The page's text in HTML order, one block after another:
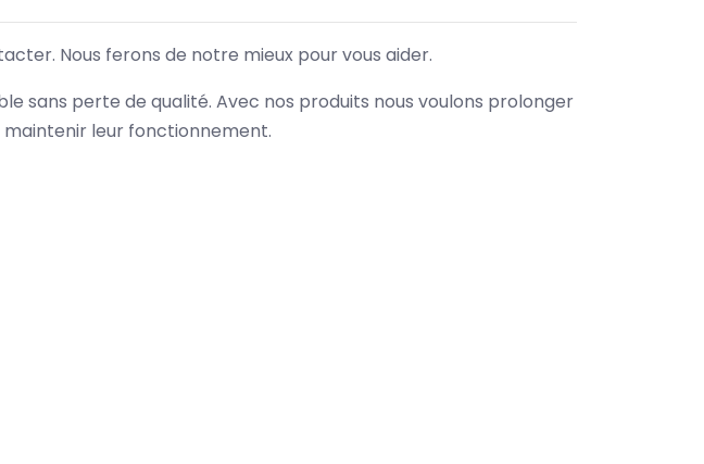
Nous ferons de notre mieux pour vous aider.
sans perte de qualité. Avec nos produits nous voulons prolonger
leur fonctionnement.